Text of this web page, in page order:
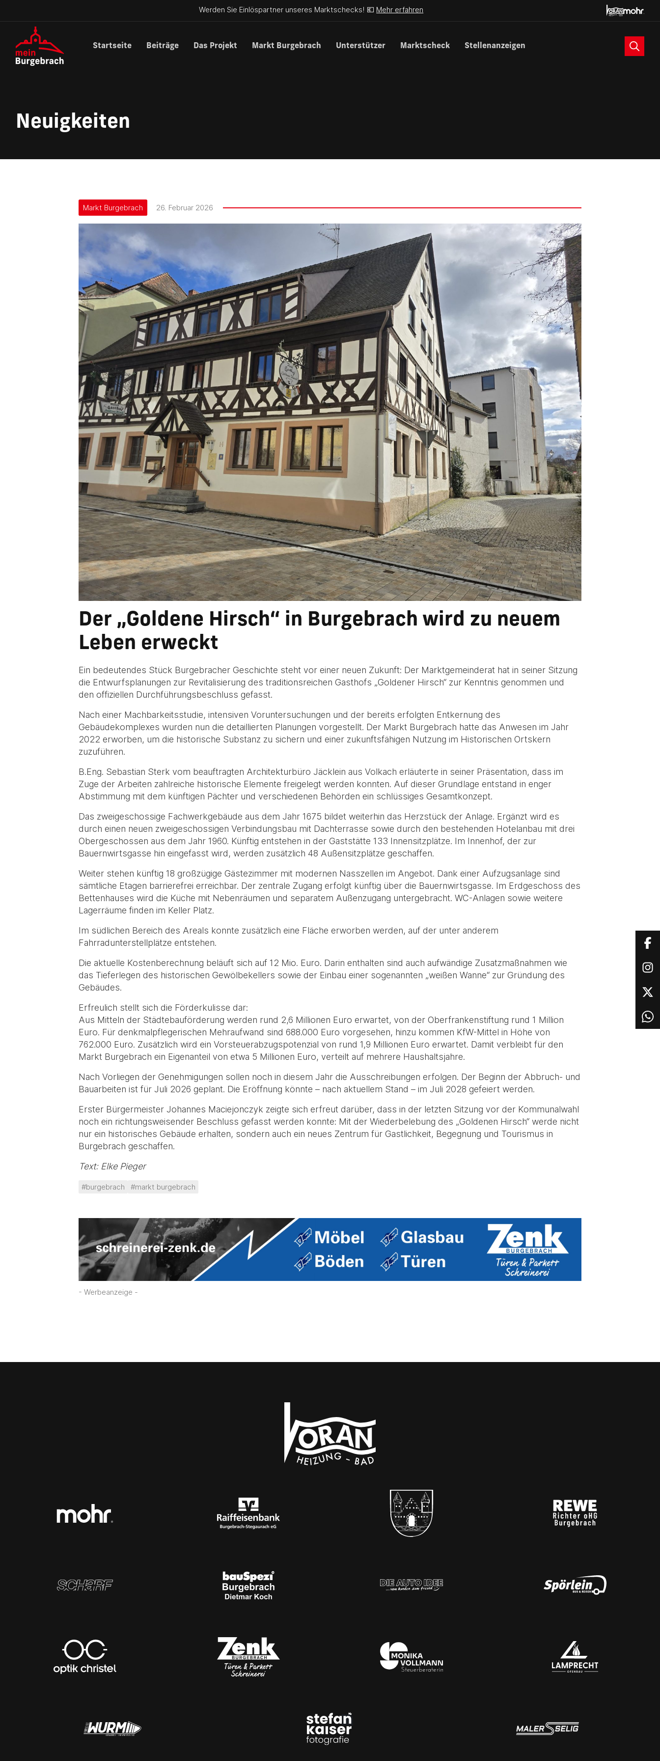
Werden Sie Einlöspartner unseres Marktschecks! 💶 Mehr erfahren
Startseite Beiträge Das Projekt Markt Burgebrach Unterstützer Marktscheck Stellenanzeigen Suche
Neuigkeiten
Markt Burgebrach 26. Februar 2026
Der „Goldene Hirsch“ in Burgebrach wird zu neuem
Leben erweckt
Ein bedeutendes Stück Burgebracher Geschichte steht vor einer neuen Zukunft: Der Marktgemeinderat hat in seiner Sitzung
die Entwurfsplanungen zur Revitalisierung des traditionsreichen Gasthofs „Goldener Hirsch“ zur Kenntnis genommen und
den offiziellen Durchführungsbeschluss gefasst.
Nach einer Machbarkeitsstudie, intensiven Voruntersuchungen und der bereits erfolgten Entkernung des
Gebäudekomplexes wurden nun die detaillierten Planungen vorgestellt. Der Markt Burgebrach hatte das Anwesen im Jahr
2022 erworben, um die historische Substanz zu sichern und einer zukunftsfähigen Nutzung im Historischen Ortskern
zuzuführen.
B.Eng. Sebastian Sterk vom beauftragten Architekturbüro Jäcklein aus Volkach erläuterte in seiner Präsentation, dass im
Zuge der Arbeiten zahlreiche historische Elemente freigelegt werden konnten. Auf dieser Grundlage entstand in enger
Abstimmung mit dem künftigen Pächter und verschiedenen Behörden ein schlüssiges Gesamtkonzept.
Das zweigeschossige Fachwerkgebäude aus dem Jahr 1675 bildet weiterhin das Herzstück der Anlage. Ergänzt wird es
durch einen neuen zweigeschossigen Verbindungsbau mit Dachterrasse sowie durch den bestehenden Hotelanbau mit drei
Obergeschossen aus dem Jahr 1960. Künftig entstehen in der Gaststätte 133 Innensitzplätze. Im Innenhof, der zur
Bauernwirtsgasse hin eingefasst wird, werden zusätzlich 48 Außensitzplätze geschaffen.
Weiter stehen künftig 18 großzügige Gästezimmer mit modernen Nasszellen im Angebot. Dank einer Aufzugsanlage sind
sämtliche Etagen barrierefrei erreichbar. Der zentrale Zugang erfolgt künftig über die Bauernwirtsgasse. Im Erdgeschoss des
Bettenhauses wird die Küche mit Nebenräumen und separatem Außenzugang untergebracht. WC-Anlagen sowie weitere
Lagerräume finden im Keller Platz.
Im südlichen Bereich des Areals konnte zusätzlich eine Fläche erworben werden, auf der unter anderem
Fahrradunterstellplätze entstehen.
Die aktuelle Kostenberechnung beläuft sich auf 12 Mio. Euro. Darin enthalten sind auch aufwändige Zusatzmaßnahmen wie
das Tieferlegen des historischen Gewölbekellers sowie der Einbau einer sogenannten „weißen Wanne“ zur Gründung des
Gebäudes.
Erfreulich stellt sich die Förderkulisse dar:
Aus Mitteln der Städtebauförderung werden rund 2,6 Millionen Euro erwartet, von der Oberfrankenstiftung rund 1 Million
Euro. Für denkmalpflegerischen Mehraufwand sind 688.000 Euro vorgesehen, hinzu kommen KfW-Mittel in Höhe von
762.000 Euro. Zusätzlich wird ein Vorsteuerabzugspotenzial von rund 1,9 Millionen Euro erwartet. Damit verbleibt für den
Markt Burgebrach ein Eigenanteil von etwa 5 Millionen Euro, verteilt auf mehrere Haushaltsjahre.
Nach Vorliegen der Genehmigungen sollen noch in diesem Jahr die Ausschreibungen erfolgen. Der Beginn der Abbruch- und
Bauarbeiten ist für Juli 2026 geplant. Die Eröffnung könnte – nach aktuellem Stand – im Juli 2028 gefeiert werden.
Erster Bürgermeister Johannes Maciejonczyk zeigte sich erfreut darüber, dass in der letzten Sitzung vor der Kommunalwahl
noch ein richtungsweisender Beschluss gefasst werden konnte: Mit der Wiederbelebung des „Goldenen Hirsch“ werde nicht
nur ein historisches Gebäude erhalten, sondern auch ein neues Zentrum für Gastlichkeit, Begegnung und Tourismus in
Burgebrach geschaffen.
Text: Elke Pieger
#burgebrach #markt burgebrach
- Werbeanzeige -